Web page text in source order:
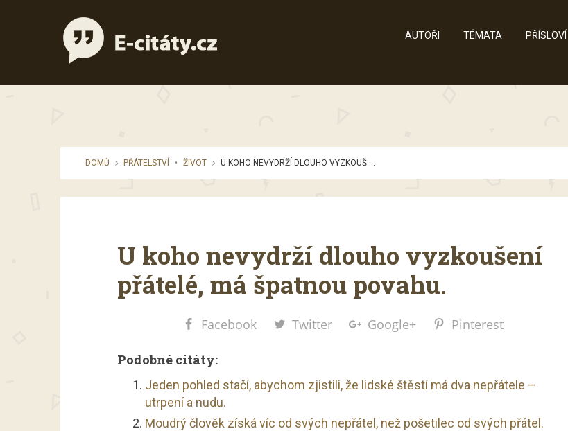
AUTOŘI TÉMATA PŘÍSLOVÍ
DOMŮ PŘÁTELSTVÍ • ŽIVOT U KOHO NEVYDRŽÍ DLOUHO VYZKOUŠ ...
U koho nevydrží dlouho vyzkoušení
přátelé, má špatnou povahu.
Facebook Twitter Google+ Pinterest
Podobné citáty:
Jeden pohled stačí, abychom zjistili, že lidské štěstí má dva nepřátele –
utrpení a nudu.
Moudrý člověk získá víc od svých nepřátel, než pošetilec od svých přátel.